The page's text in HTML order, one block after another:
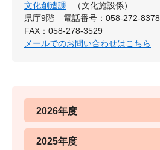
文化創造課
（文化施設係）
県庁9階
電話番号：058-272-8378
FAX：058-278-3529
メールでのお問い合わせはこちら
2026年度
2025年度